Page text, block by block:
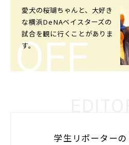
愛犬の桜瑚ちゃんと、大好き
な横浜DeNAベイスターズの
試合を観に行くことがありま
す。
OFF
学生リポーターの